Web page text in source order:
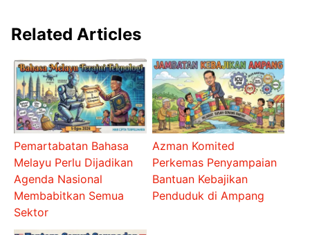
Related Articles
Pemartabatan Bahasa
Melayu Perlu Dijadikan
Agenda Nasional
Membabitkan Semua
Sektor
Azman Komited
Perkemas Penyampaian
Bantuan Kebajikan
Penduduk di Ampang